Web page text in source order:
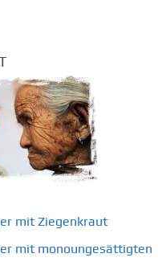
mit Ziegenkraut
mit monoungesättigten